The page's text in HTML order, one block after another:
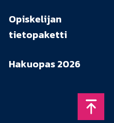
Opiskelijan
tietopaketti
Hakuopas 2026